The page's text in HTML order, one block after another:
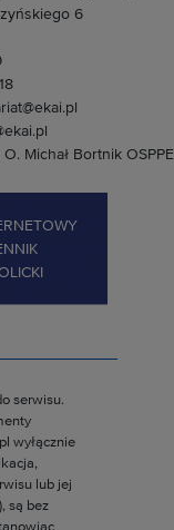
6
Michał Bortnik OSPPE
serwisu.
wyłącznie
lub jej
są bez